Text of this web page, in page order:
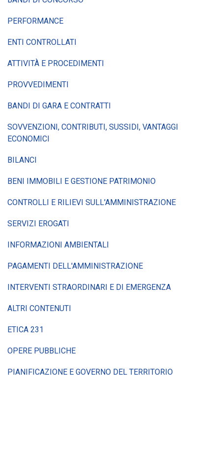
PERFORMANCE
ENTI CONTROLLATI
ATTIVITÀ E PROCEDIMENTI
PROVVEDIMENTI
BANDI DI GARA E CONTRATTI
SOVVENZIONI, CONTRIBUTI, SUSSIDI, VANTAGGI
ECONOMICI
BILANCI
BENI IMMOBILI E GESTIONE PATRIMONIO
CONTROLLI E RILIEVI SULL'AMMINISTRAZIONE
SERVIZI EROGATI
INFORMAZIONI AMBIENTALI
PAGAMENTI DELL'AMMINISTRAZIONE
INTERVENTI STRAORDINARI E DI EMERGENZA
ALTRI CONTENUTI
ETICA 231
OPERE PUBBLICHE
PIANIFICAZIONE E GOVERNO DEL TERRITORIO